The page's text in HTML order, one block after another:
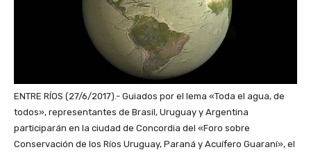
ENTRE RÍOS (27/6/2017).- Guiados por el lema «Toda el agua, de
todos», representantes de Brasil, Uruguay y Argentina
participarán en la ciudad de Concordia del «Foro sobre
Conservación de los Ríos Uruguay, Paraná y Acuífero Guaraní», el